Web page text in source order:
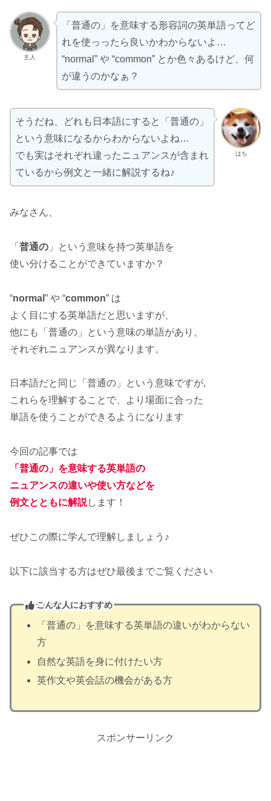
主人
「普通の」を意味する形容詞の英単語ってど
れを使っったら良いかわからないよ…
“normal” や “common” とか色々あるけど、何
が違うのかなぁ？
はち
そうだね、どれも日本語にすると「普通の」
という意味になるからわからないよね…
でも実はそれぞれ違ったニュアンスが含まれ
ているから例文と一緒に解説するね♪
みなさん、
「 普通の 」という意味を持つ英単語を
使い分けることができていますか？
“normal ” や “common” は
よく目にする英単語だと思いますが、
他にも「普通の」という意味の単語があり、
それぞれニュアンスが異なります。
日本語だと同じ「普通の」という意味ですが,
これらを理解することで、より場面に合った
単語を使うことができるようになります
今回の記事では
「普通の」を意味する英単語の
ニュアンスの違いや使い方などを
例文とともに解説します！
ぜひこの際に学んで理解しましょう♪
以下に該当する方はぜひ最後までご覧ください
こんな人におすすめ
「普通の」を意味する英単語の違いがわからない
方
自然な英語を身に付けたい方
英作文や英会話の機会がある方
スポンサーリンク